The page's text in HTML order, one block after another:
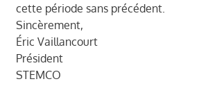
cette période sans précédent.
Sincèrement,
Éric Vaillancourt
Président
STEMCO